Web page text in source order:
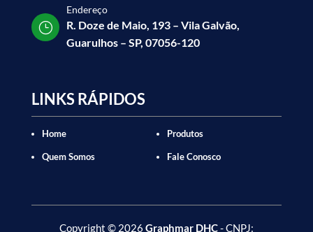
}
Endereço
R. Doze de Maio, 193 – Vila Galvão,
Guarulhos – SP, 07056-120
LINKS RÁPIDOS
Home
Quem Somos
Produtos
Fale Conosco
Copyright ©2026 Graphmar DHC- CNPJ: